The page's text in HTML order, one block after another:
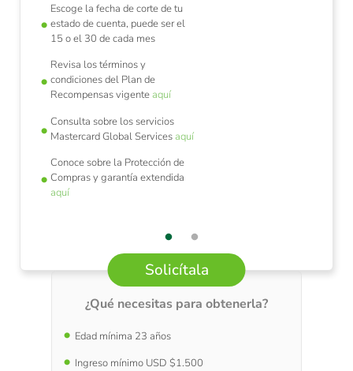
Escoge la fecha de corte de tu
estado de cuenta, puede ser el
15 o el 30 de cada mes
Revisa los términos y
condiciones del Plan de
Recompensas vigenteaquí
Consulta sobre los servicios
Mastercard Global Servicesaquí
Conoce sobre la Protección de
Compras y garantía extendida
aquí
Solicítala
¿Qué necesitas para obtenerla?
Edad mínima 23 años
Ingreso mínimo USD $1.500